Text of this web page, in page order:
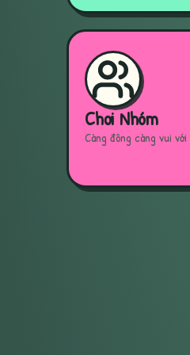
Chơi Nhóm
Càng đông càng vui